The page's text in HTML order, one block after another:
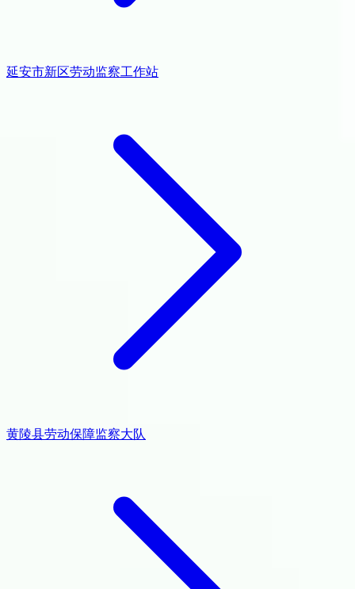
延安市新区劳动监察工作站
黄陵县劳动保障监察大队